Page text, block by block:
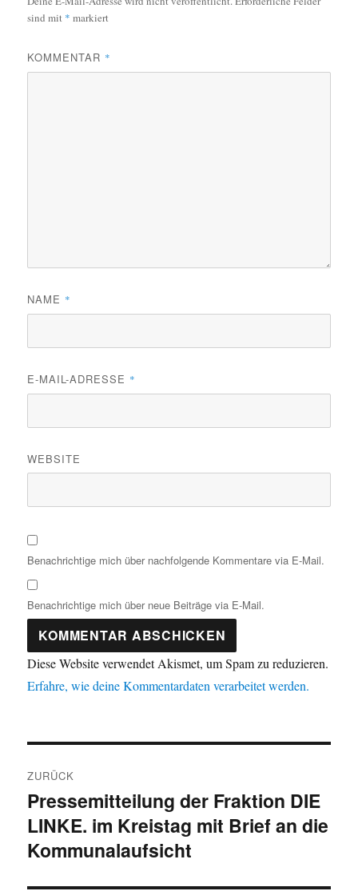
sind mit * markiert
KOMMENTAR *
NAME *
E-MAIL-ADRESSE *
WEBSITE
Benachrichtige mich über nachfolgende Kommentare via E-Mail.
Benachrichtige mich über neue Beiträge via E-Mail.
Diese Website verwendet Akismet, um Spam zu reduzieren.
Erfahre, wie deine Kommentardaten verarbeitet werden.
ZURÜCK
Vorheriger
Beitrag:
Pressemitteilung der Fraktion DIE
LINKE. im Kreistag mit Brief an die
Kommunalaufsicht